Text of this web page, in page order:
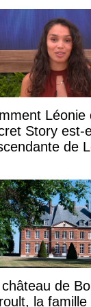
Léonie
Story est-
de
de
la famille